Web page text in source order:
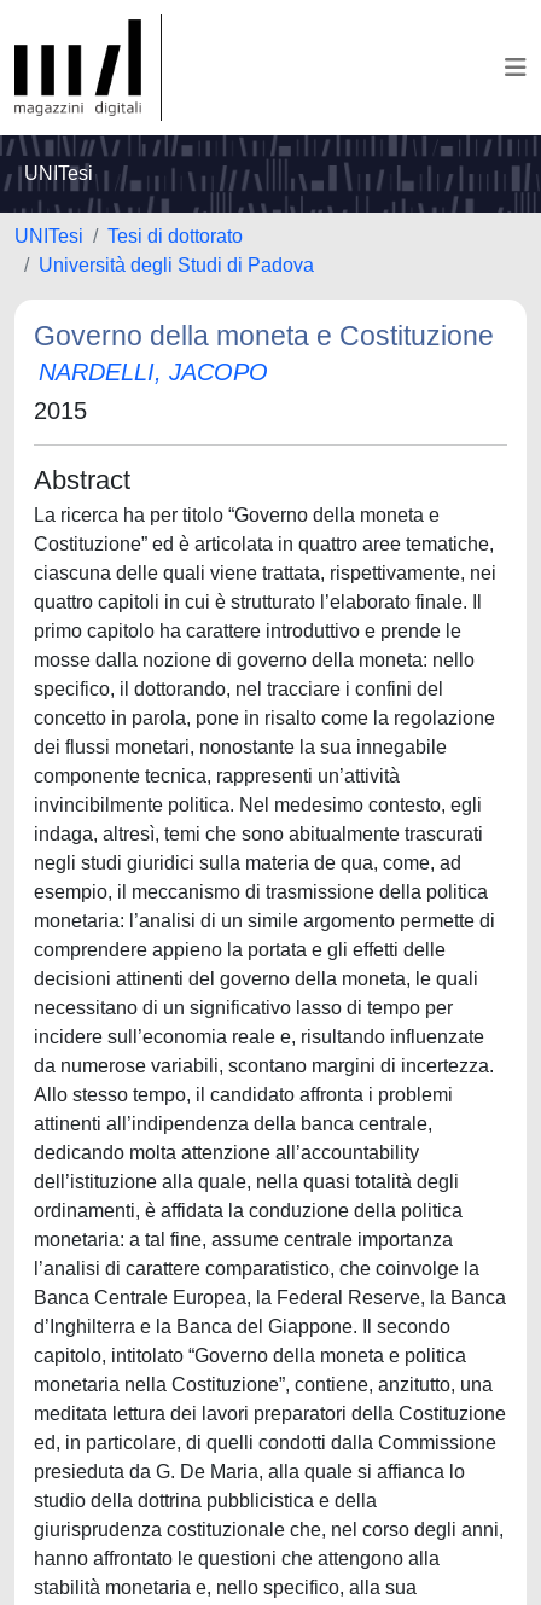
UNITesi
UNITesi
Tesi di dottorato
Università degli Studi di Padova
Governo della moneta e Costituzione
NARDELLI, JACOPO
2015
Abstract
La ricerca ha per titolo “Governo della moneta e
Costituzione” ed è articolata in quattro aree tematiche,
ciascuna delle quali viene trattata, rispettivamente, nei
quattro capitoli in cui è strutturato l’elaborato finale. Il
primo capitolo ha carattere introduttivo e prende le
mosse dalla nozione di governo della moneta: nello
specifico, il dottorando, nel tracciare i confini del
concetto in parola, pone in risalto come la regolazione
dei flussi monetari, nonostante la sua innegabile
componente tecnica, rappresenti un’attività
invincibilmente politica. Nel medesimo contesto, egli
indaga, altresì, temi che sono abitualmente trascurati
negli studi giuridici sulla materia de qua, come, ad
esempio, il meccanismo di trasmissione della politica
monetaria: l’analisi di un simile argomento permette di
comprendere appieno la portata e gli effetti delle
decisioni attinenti del governo della moneta, le quali
necessitano di un significativo lasso di tempo per
incidere sull’economia reale e, risultando influenzate
da numerose variabili, scontano margini di incertezza.
Allo stesso tempo, il candidato affronta i problemi
attinenti all’indipendenza della banca centrale,
dedicando molta attenzione all’accountability
dell’istituzione alla quale, nella quasi totalità degli
ordinamenti, è affidata la conduzione della politica
monetaria: a tal fine, assume centrale importanza
l’analisi di carattere comparatistico, che coinvolge la
Banca Centrale Europea, la Federal Reserve, la Banca
d’Inghilterra e la Banca del Giappone. Il secondo
capitolo, intitolato “Governo della moneta e politica
monetaria nella Costituzione”, contiene, anzitutto, una
meditata lettura dei lavori preparatori della Costituzione
ed, in particolare, di quelli condotti dalla Commissione
presieduta da G. De Maria, alla quale si affianca lo
studio della dottrina pubblicistica e della
giurisprudenza costituzionale che, nel corso degli anni,
hanno affrontato le questioni che attengono alla
stabilità monetaria e, nello specifico, alla sua